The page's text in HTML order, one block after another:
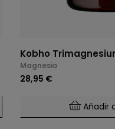
Kobho
Magnesio
28,95 €
Añadir